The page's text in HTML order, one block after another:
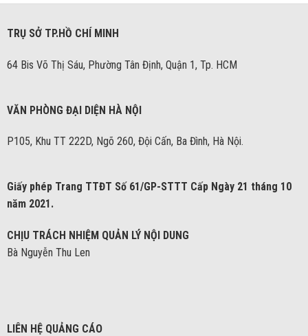
TRỤ SỞ TP.HỒ CHÍ MINH
64 Bis Võ Thị Sáu, Phường Tân Định, Quận 1, Tp. HCM
VĂN PHÒNG ĐẠI DIỆN HÀ NỘI
P105, Khu TT 222D, Ngõ 260, Đội Cấn, Ba Đình, Hà Nội.
Giấy phép Trang TTĐT Số 61/GP-STTT Cấp Ngày 21 tháng 10
năm 2021.
CHỊU TRÁCH NHIỆM QUẢN LÝ NỘI DUNG
Bà Nguyễn Thu Len
LIÊN HỆ QUẢNG CÁO